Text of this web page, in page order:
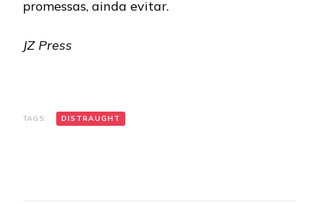
promessas, ainda evitar.
JZ Press
TAGS: DISTRAUGHT